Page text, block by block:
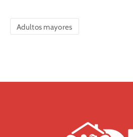
Adultos mayores